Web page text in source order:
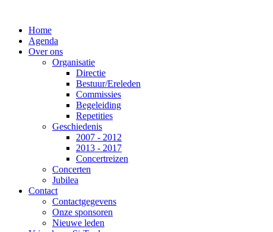
Home
Agenda
Over ons
Organisatie
Directie
Bestuur/Ereleden
Commissies
Begeleiding
Repetities
Geschiedenis
2007 - 2012
2013 - 2017
Concertreizen
Concerten
Jubilea
Contact
Contactgegevens
Onze sponsoren
Nieuwe leden